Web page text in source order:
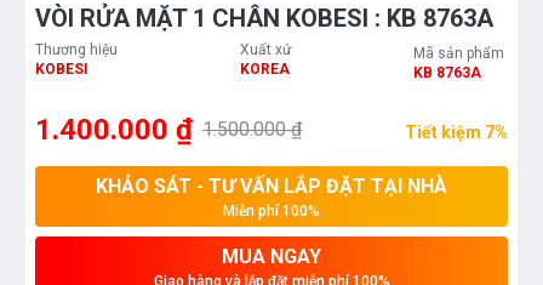
VÒI RỬA MẶT 1 CHÂN KOBESI : KB 8763A
Thương hiệu
KOBESI
Xuất xứ
KOREA
Mã sản phẩm
KB 8763A
1.400.000 ₫ 1.500.000 ₫ Tiết kiệm 7%
KHẢO SÁT - TƯ VẤN LẮP ĐẶT TẠI NHÀ
Miễn phí 100%
MUA NGAY